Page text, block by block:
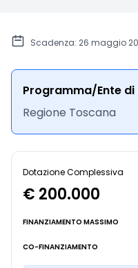
Scadenza: 26 maggio
Programma/Ente
Regione Toscana
Dotazione Complessiva
€ 200.000
FINANZIAMENTO MASSIMO
CO-FINANZIAMENTO